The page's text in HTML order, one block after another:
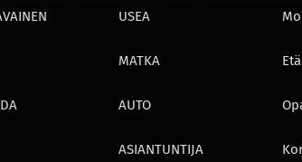
USEA
MATKA
AUTO
ASIANTUNTIJA